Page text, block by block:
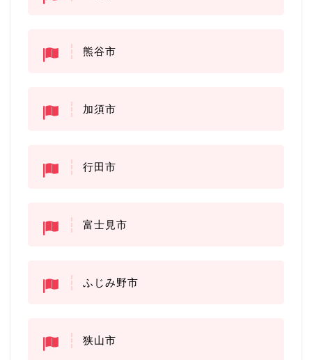
熊谷市
加須市
行田市
富士見市
ふじみ野市
狭山市